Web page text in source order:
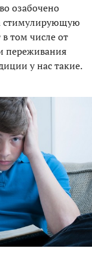
озабочено
стимулирующую
в том числе от
переживания
у нас такие.